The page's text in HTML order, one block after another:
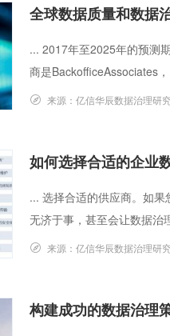
通流转
、资产规划开发、资产运营等场景应
，保障主数据一致性、权威性、共享性
管控方案
全球数据质量和数据
... 2017年至2025年的预测
商是BackofficeAssociates
来源： 亿信华辰数据治理研
如何选择合适的企业
... 选择合适的供应商。如
无济于事，甚至会让数据治
来源： 亿信华辰数据治理研
构建成功的数据治理